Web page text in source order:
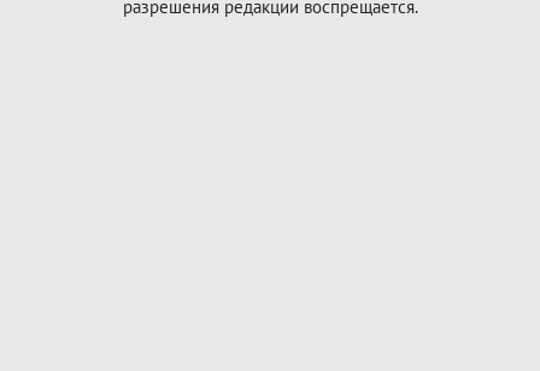
разрешения редакции воспрещается.